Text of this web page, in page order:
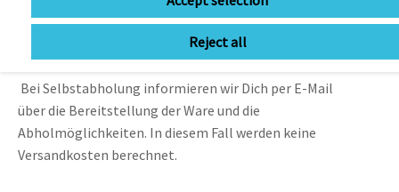
Vereinbarungen mit Dir getroffen haben. Die Lieferzeit
längsten Lieferzeit den Du bestellt hast.
Bei Selbstabholung informieren wir Dich per E-Mail
über die Bereitstellung der Ware und die
Abholmöglichkeiten. In diesem Fall werden keine
Versandkosten berechnet.
Reject all